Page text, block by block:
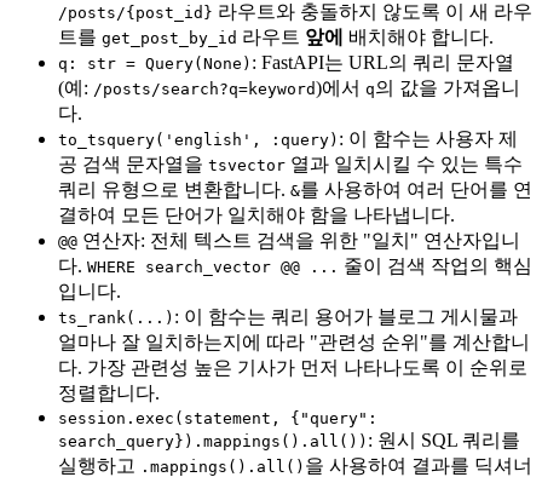
/posts/{post_id} 라우트와 충돌하지 않도록 이 새 라우
트를 get_post_by_id 라우트 앞에 배치해야 합니다.
q: str = Query(None) : FastAPI는 URL의 쿼리 문자열
(예: /posts/search?q=keyword)에서 q의 값을 가져옵니
다.
to_tsquery('english', :query) : 이 함수는 사용자 제
공 검색 문자열을 tsvector 열과 일치시킬 수 있는 특수
쿼리 유형으로 변환합니다. &를 사용하여 여러 단어를 연
결하여 모든 단어가 일치해야 함을 나타냅니다.
@@ 연산자: 전체 텍스트 검색을 위한 "일치" 연산자입니
다. WHERE search_vector @@ ... 줄이 검색 작업의 핵심
입니다.
ts_rank(...) : 이 함수는 쿼리 용어가 블로그 게시물과
얼마나 잘 일치하는지에 따라 "관련성 순위"를 계산합니
다. 가장 관련성 높은 기사가 먼저 나타나도록 이 순위로
정렬합니다.
session.exec(statement, {"query":
search_query}).mappings().all()) : 원시 SQL 쿼리를
실행하고 .mappings().all() 을 사용하여 결과를 딕셔너